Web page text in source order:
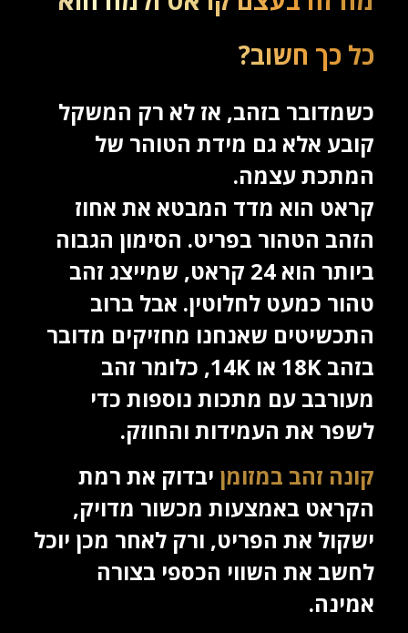
כל כך חשוב?
כשמדובר בזהב, אז לא רק המשקל
קובע אלא גם מידת הטוהר של
המתכת עצמה.
קראט הוא מדד המבטא את אחוז
הזהב הטהור בפריט. הסימון הגבוה
ביותר הוא 24 קראט, שמייצג זהב
טהור כמעט לחלוטין. אבל ברוב
התכשיטים שאנחנו מחזיקים מדובר
בזהב 18K או 14K, כלומר זהב
מעורבב עם מתכות נוספות כדי
לשפר את העמידות והחוזק.
קונה זהב במזומן יבדוק את רמת
הקראט באמצעות מכשור מדויק,
ישקול את הפריט, ורק לאחר מכן יוכל
לחשב את השווי הכספי בצורה
אמינה.